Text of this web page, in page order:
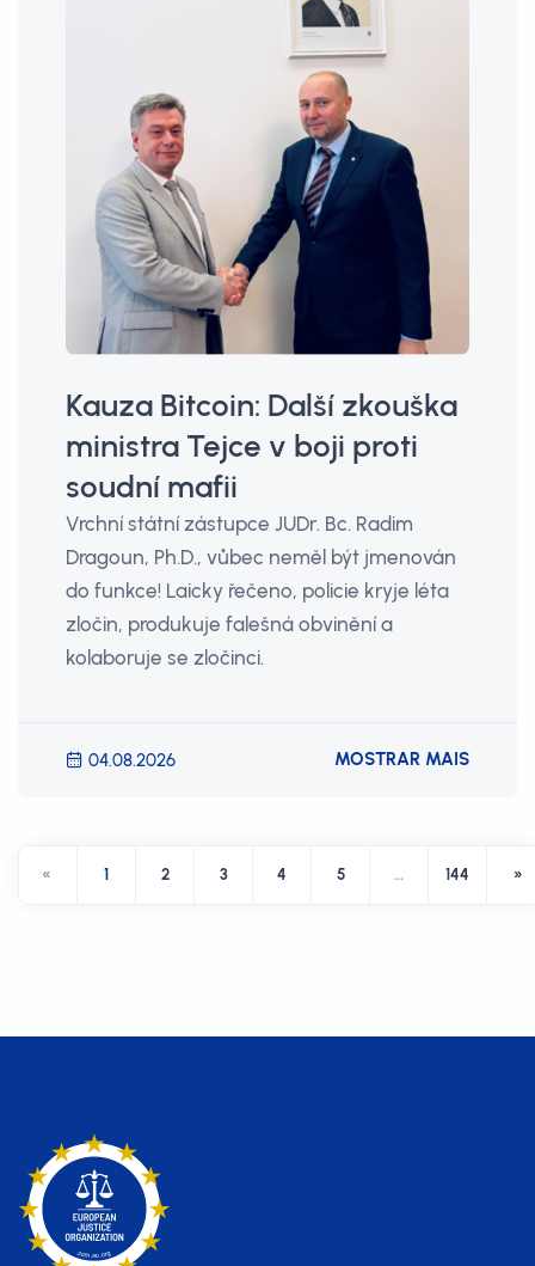
Kauza Bitcoin: Další zkouška
ministra Tejce v boji proti
soudní mafii
Vrchní státní zástupce JUDr. Bc. Radim
Dragoun, Ph.D., vůbec neměl být jmenován
do funkce! Laicky řečeno, policie kryje léta
zločin, produkuje falešná obvinění a
kolaboruje se zločinci.
04.08.2026 MOSTRAR MAIS
« 1 2 3 4 5 … 144 »